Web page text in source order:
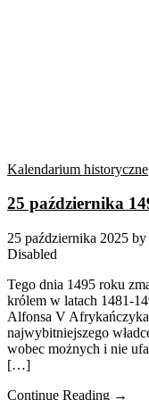
Kalendarium historyczne
25 października
25 października 2025 by
Disabled
Tego dnia 1495 roku
królem w latach 1481-
Alfonsa V
najwybitniejszego
wobec możnych i nie
[…]
Continue Reading →